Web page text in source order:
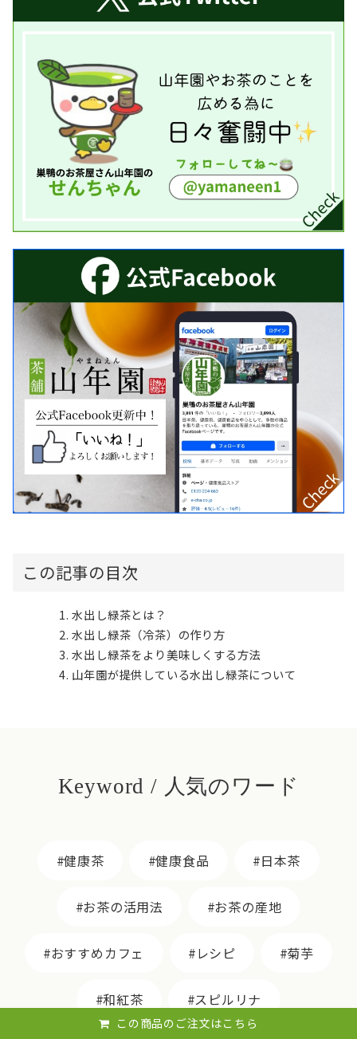
この記事の目次
水出し緑茶とは？
水出し緑茶（冷茶）の作り方
水出し緑茶をより美味しくする方法
山年園が提供している水出し緑茶について
Keyword / 人気のワード
健康茶 健康食品 日本茶
お茶の活用法 お茶の産地
おすすめカフェ レシピ 菊芋
和紅茶 スピルリナ
この商品のご注文はこちら